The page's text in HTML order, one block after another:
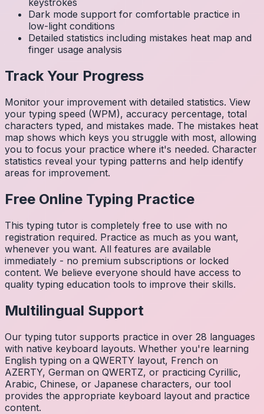
keystrokes
Dark mode support for comfortable practice in
low-light conditions
Detailed statistics including mistakes heat map and
finger usage analysis
Track Your Progress
Monitor your improvement with detailed statistics. View
your typing speed (WPM), accuracy percentage, total
characters typed, and mistakes made. The mistakes heat
map shows which keys you struggle with most, allowing
you to focus your practice where it's needed. Character
statistics reveal your typing patterns and help identify
areas for improvement.
Free Online Typing Practice
This typing tutor is completely free to use with no
registration required. Practice as much as you want,
whenever you want. All features are available
immediately - no premium subscriptions or locked
content. We believe everyone should have access to
quality typing education tools to improve their skills.
Multilingual Support
Our typing tutor supports practice in over 28 languages
with native keyboard layouts. Whether you're learning
English typing on a QWERTY layout, French on
AZERTY, German on QWERTZ, or practicing Cyrillic,
Arabic, Chinese, or Japanese characters, our tool
provides the appropriate keyboard layout and practice
content.